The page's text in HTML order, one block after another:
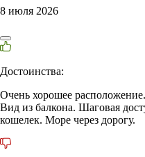
8 июля 2026
Достоинства:
Очень хорошее
Вид из балкона. Шаговая
кошелек. Море через дорогу.